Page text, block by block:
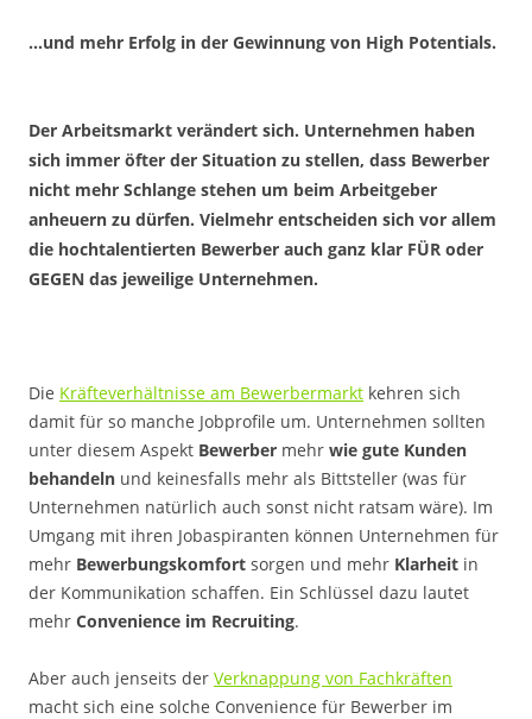
…und mehr Erfolg in der Gewinnung von High Potentials.
Der Arbeitsmarkt verändert sich. Unternehmen haben
sich immer öfter der Situation zu stellen, dass Bewerber
nicht mehr Schlange stehen um beim Arbeitgeber
anheuern zu dürfen. Vielmehr entscheiden sich vor allem
die hochtalentierten Bewerber auch ganz klar FÜR oder
GEGEN das jeweilige Unternehmen.
Die Kräfteverhältnisse am Bewerbermarkt kehren sich
damit für so manche Jobprofile um. Unternehmen sollten
unter diesem Aspekt Bewerber mehr wie gute Kunden
behandeln und keinesfalls mehr als Bittsteller (was für
Unternehmen natürlich auch sonst nicht ratsam wäre). Im
Umgang mit ihren Jobaspiranten können Unternehmen für
mehr Bewerbungskomfort sorgen und mehr Klarheit in
der Kommunikation schaffen. Ein Schlüssel dazu lautet
mehr Convenience im Recruiting.
Aber auch jenseits der Verknappung von Fachkräften
macht sich eine solche Convenience für Bewerber im